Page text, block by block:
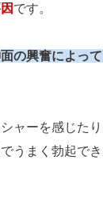
です。
の興奮によっ
ャーを感じた
うまく勃起で